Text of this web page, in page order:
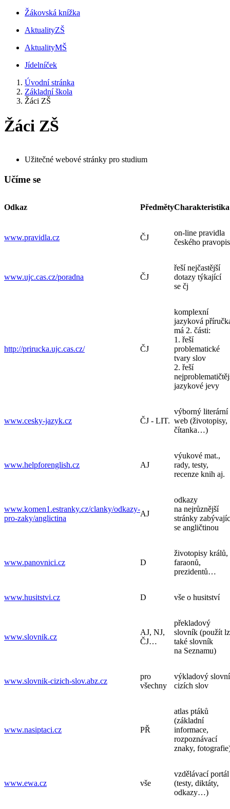
Žákovská knížka
AktualityZŠ
AktualityMŠ
Jídelníček
Úvodní stránka
Základní škola
Žáci ZŠ
Žáci ZŠ
Užitečné webové stránky pro studium
Učíme se
Odkaz PředmětyCharakteristika
www.pravidla.cz ČJ
on-line pravidla
českého
www.ujc.cas.cz/poradna ČJ
řeší nejčastější
dotazy týkající
se čj
http://prirucka.ujc.cas.cz/ ČJ
komplexní
jazyková
má 2. části:
1. řeší
problematické
tvary slov
2. řeší
jazykové jevy
www.cesky-jazyk.cz ČJ - LIT.
výborný literární
web (životopisy,
čítanka…)
www.helpforenglish.cz AJ
výukové mat.,
rady, testy,
recenze knih aj.
www.komen1.estranky.cz/clanky/odkazy-
pro-zaky/anglictina
AJ
odkazy
na nejrůznější
stránky
se angličtinou
www.panovnici.cz D
životopisy králů,
faraonů,
prezidentů…
www.husitstvi.cz D vše o husitství
www.slovnik.cz
AJ, NJ,
ČJ…
překladový
slovník (použít
také slovník
na Seznamu)
www.slovnik-cizich-slov.abz.cz
pro
všechny
výkladový
cizích slov
www.nasiptaci.cz PŘ
atlas ptáků
(základní
informace,
rozpoznávací
znaky,
www.ewa.cz vše
vzdělávací portál
(testy, diktáty,
odkazy…)